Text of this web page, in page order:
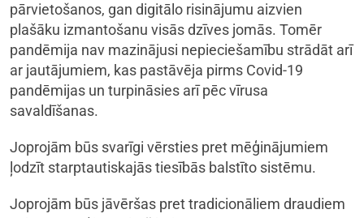
pārvietošanos, gan digitālo risinājumu aizvien
plašāku izmantošanu visās dzīves jomās. Tomēr
pandēmija nav mazinājusi nepieciešamību strādāt arī
ar jautājumiem, kas pastāvēja pirms Covid-19
pandēmijas un turpināsies arī pēc vīrusa
savaldīšanas.
Joprojām būs svarīgi vērsties pret mēģinājumiem
ļodzīt starptautiskajās tiesībās balstīto sistēmu.
Joprojām būs jāvēršas pret tradicionāliem draudiem